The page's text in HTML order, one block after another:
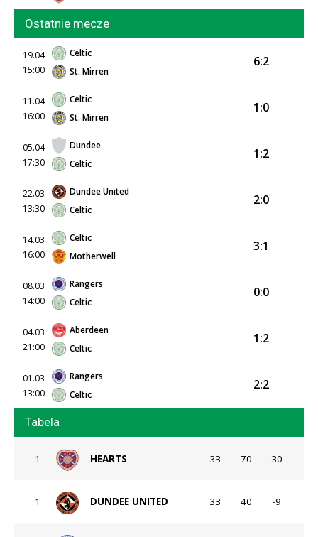
Ostatnie mecze
19.04
15:00
Celtic
St. Mirren
6:2
11.04
16:00
Celtic
St. Mirren
1:0
05.04
17:30
Dundee
Celtic
1:2
22.03
13:30
Dundee United
Celtic
2:0
14.03
16:00
Celtic
Motherwell
3:1
08.03
14:00
Rangers
Celtic
0:0
04.03
21:00
Aberdeen
Celtic
1:2
01.03
13:00
Rangers
Celtic
2:2
Tabela
1 HEARTS 33 70 30
1 DUNDEE UNITED 33 40 -9